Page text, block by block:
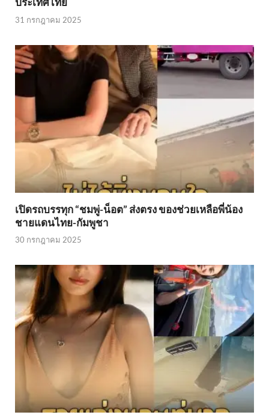
31 กรกฎาคม 2025
เปิดรถบรรทุก “ชมพู่-น็อต” ส่งตรง ของช่วยเหลือพี่น้อง
ชายแดนไทย-กัมพูชา
30 กรกฎาคม 2025